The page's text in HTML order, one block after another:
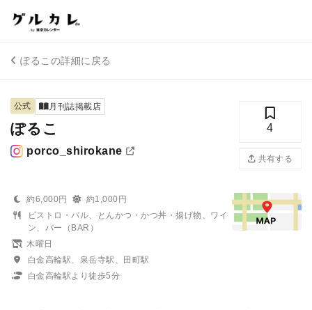
ぽるこの詳細に戻る
公式 月刊誌掲載店
ぽるこ
porco_shirokane
4
共有する
約6,000円
約1,000円
ビストロ・バル、とんかつ・かつ丼・揚げ物、ワイ
ン、バー（BAR）
木曜日
白金高輪駅、泉岳寺駅、田町駅
白金高輪駅より徒歩5分